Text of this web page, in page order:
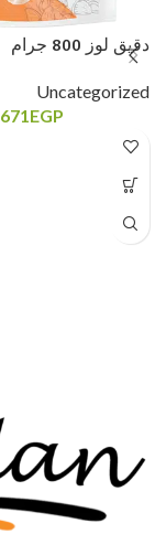
دقيق لوز 800 جرام
Uncategorized
671 EGP